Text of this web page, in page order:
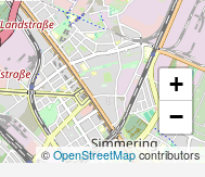
+
−
© OpenStreetMap contributors